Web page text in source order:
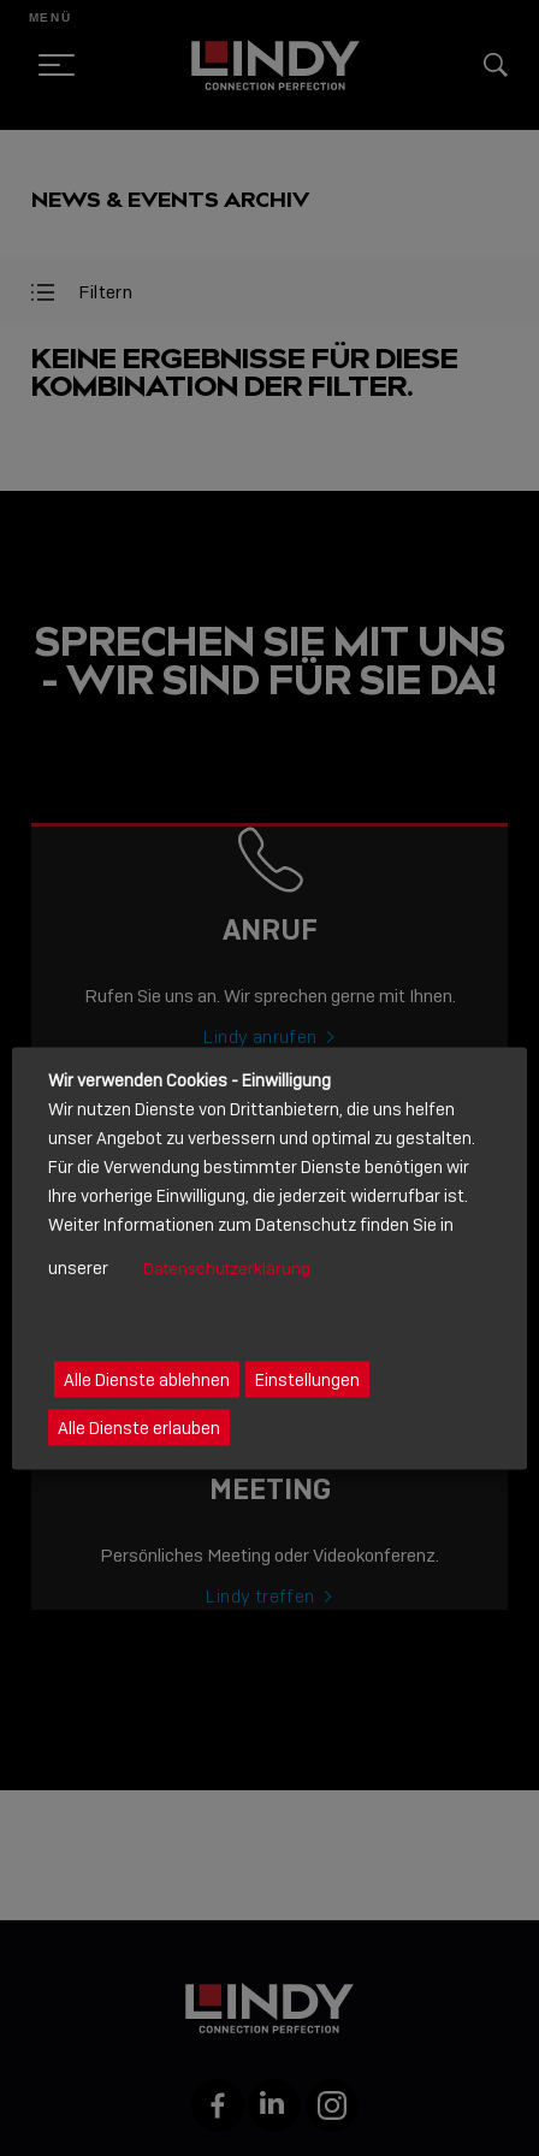
CONTENT
MENÜ
NEWS & EVENTS ARCHIV
Filter
Filter
Filtern
USB-C ÜBER LANGE
DISTANZEN: AKTIVE
USB-C-KABEL FÜR
STABILE 10 GBIT/S BIS
LINDY ACADEMY
JETZT ONLINE
VERFÜGBAR: DIE
LINDY ACADEMY –
WISSEN, DAS
KEINE ERGEBNISSE FÜR DIESE
KOMBINATION DER FILTER.
SPRECHEN SIE MIT UNS
- WIR SIND FÜR SIE DA!
ANRUF
Rufen Sie uns an. Wir sprechen gerne mit Ihnen.
Lindy anrufen
NACHRICHT
Schreiben Sie lieber? Dann schicken Sie uns gerne eine
MEETING
Persönliches Meeting oder Videokonferenz.
Lindy treffen
FacebookLinkedIn Instagram
Wir verwenden Cookies - Einwilligung
Wir nutzen Dienste von Drittanbietern, die uns helfen
unser Angebot zu verbessern und optimal zu gestalten.
Für die Verwendung bestimmter Dienste benötigen wir
Ihre vorherige Einwilligung, die jederzeit widerrufbar ist.
Weiter Informationen zum Datenschutz finden Sie in
unserer
Datenschutzerklärung
Alle Dienste ablehnen Einstellungen
Alle Dienste erlauben